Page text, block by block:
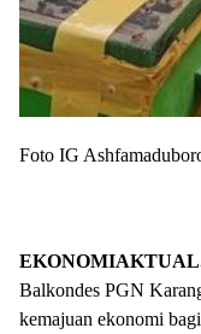
Foto IG
Balkondes PGN
kemajuan ekonomi